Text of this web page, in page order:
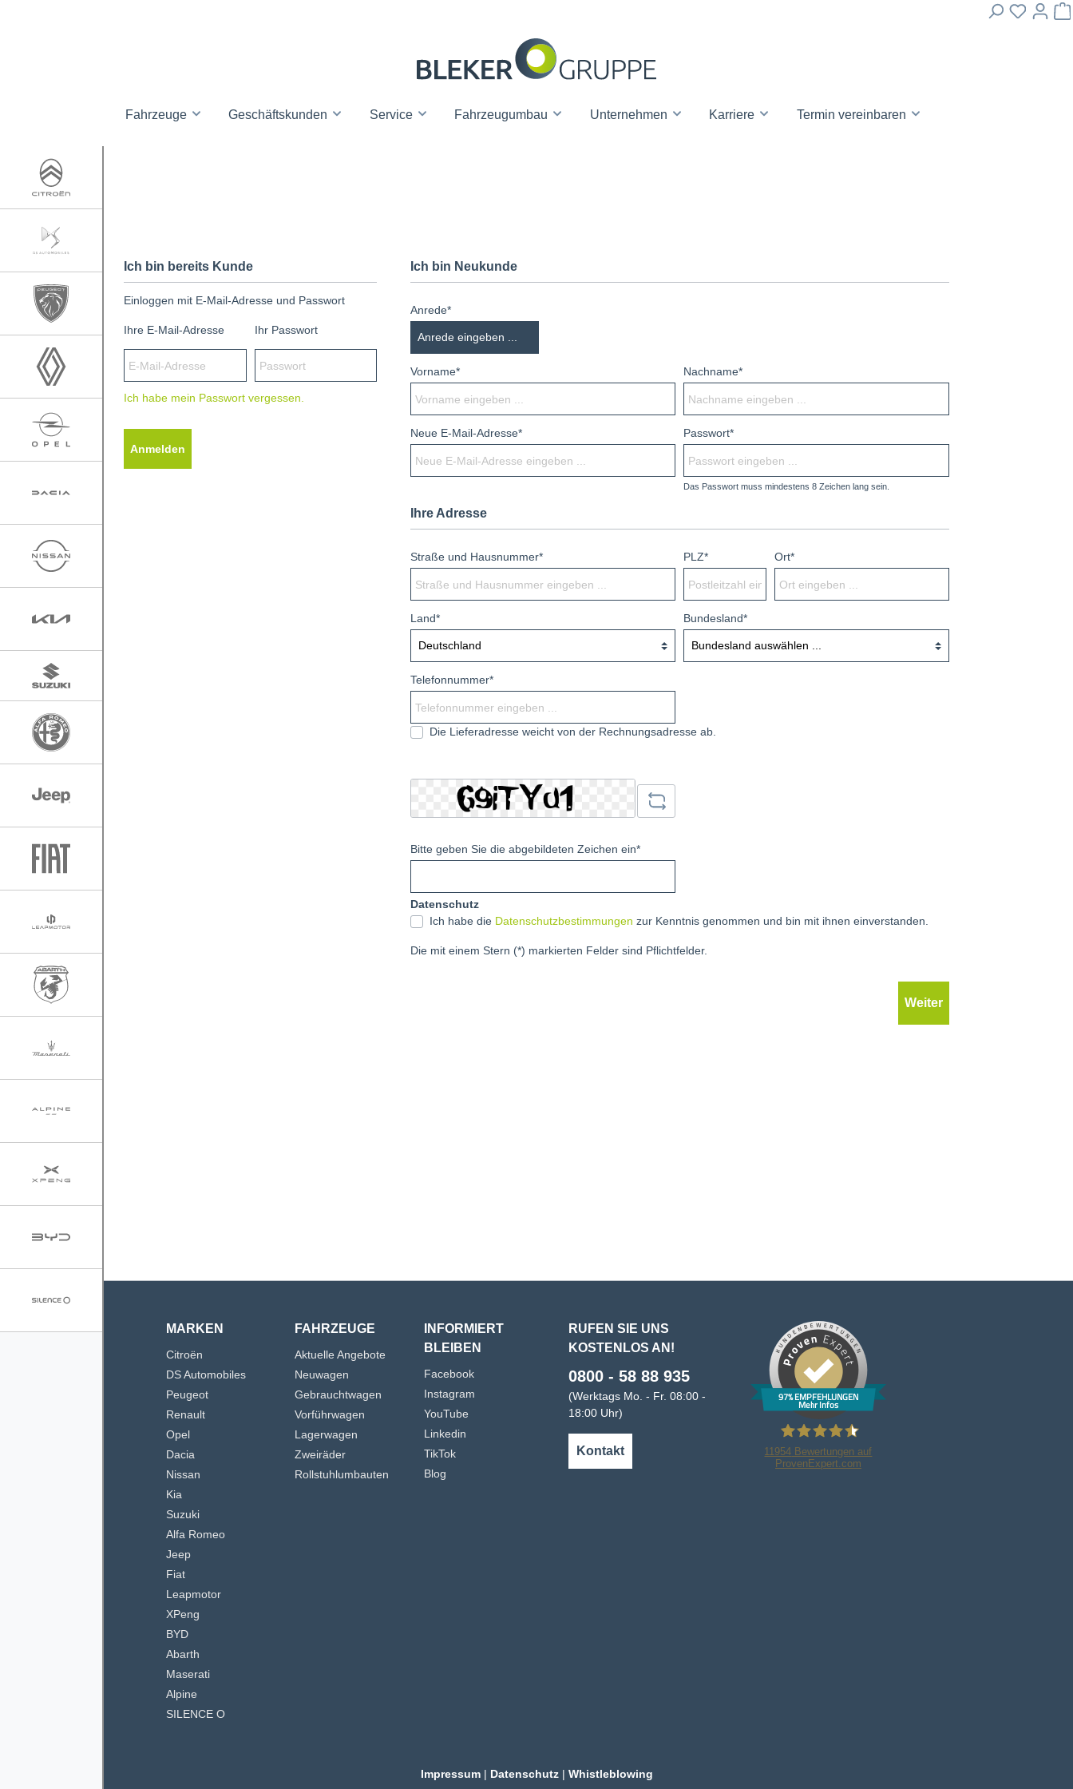
Fahrzeuge Geschäftskunden Service Fahrzeugumbau Unternehmen Karriere Termin vereinbaren
Ich bin bereits Kunde
Einloggen mit E-Mail-Adresse und Passwort
Ihre E-Mail-Adresse Ihr Passwort
Ich habe mein Passwort vergessen.
Anmelden
Ich bin Neukunde
Anrede*
Vorname* Nachname*
Neue E-Mail-Adresse* Passwort*
Das Passwort muss mindestens 8 Zeichen lang sein.
Ihre Adresse
Straße und Hausnummer* PLZ* Ort*
Land* Bundesland*
Telefonnummer*
Die Lieferadresse weicht von der Rechnungsadresse ab.
Bitte geben Sie die abgebildeten Zeichen ein*
Datenschutz
Ich habe die Datenschutzbestimmungen zur Kenntnis genommen und bin mit ihnen einverstanden.
Die mit einem Stern (*) markierten Felder sind Pflichtfelder.
Weiter
MARKEN
Citroën
DS Automobiles
Peugeot
Renault
Opel
Dacia
Nissan
Kia
Suzuki
Alfa Romeo
Jeep
Fiat
Leapmotor
XPeng
BYD
Abarth
Maserati
Alpine
SILENCE O
FAHRZEUGE
Aktuelle Angebote
Neuwagen
Gebrauchtwagen
Vorführwagen
Lagerwagen
Zweiräder
Rollstuhlumbauten
INFORMIERT
BLEIBEN
Facebook
Instagram
YouTube
Linkedin
TikTok
Blog
RUFEN SIE UNS
KOSTENLOS AN!
0800 - 58 88 935
(Werktags Mo. - Fr. 08:00 -
18:00 Uhr)
Kontakt
97% EMPFEHLUNGEN
Mehr Infos
11954 Bewertungen auf
ProvenExpert.com
Impressum| Datenschutz| Whistleblowing